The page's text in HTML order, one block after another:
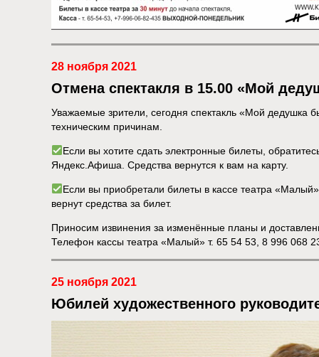
28 ноября 2021
Отмена спектакля в 15.00 «Мой
Уважаемые зрители, сегодня спектакль «Мой дедушка
техническим причинам.
Если вы хотите сдать электронные билеты,
Яндекс.Афиша. Средства вернутся к вам на карту.
Если вы приобретали билеты в кассе театра
вернут средства за билет.
Приносим извинения за изменённые планы и
Телефон кассы театра «Малый» т. 65 54 53, 8 996 068
25 ноября 2021
Юбилей художественного